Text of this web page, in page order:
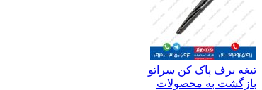
تیغه برف پاک کن سراتو
بازگشت به محصولات